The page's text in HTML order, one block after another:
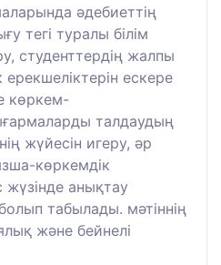
әдебиеттің
тегі туралы білім
студенттердің жалпы
ескере
көркем-
талдаудың
жүйесін игеру, әр
көркемдік
жүзінде анықтау
табылады. мәтіннің
және бейнелі